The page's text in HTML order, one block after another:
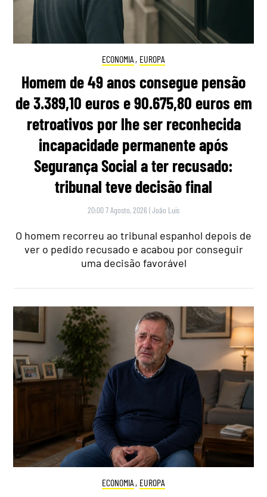
ECONOMIA , EUROPA
Homem de 49 anos consegue pensão
de 3.389,10 euros e 90.675,80 euros em
retroativos por lhe ser reconhecida
incapacidade permanente após
Segurança Social a ter recusado:
tribunal teve decisão final
20:00 7 Agosto, 2026 |João Luís
O homem recorreu ao tribunal espanhol depois de
ver o pedido recusado e acabou por conseguir
uma decisão favorável
ECONOMIA , EUROPA